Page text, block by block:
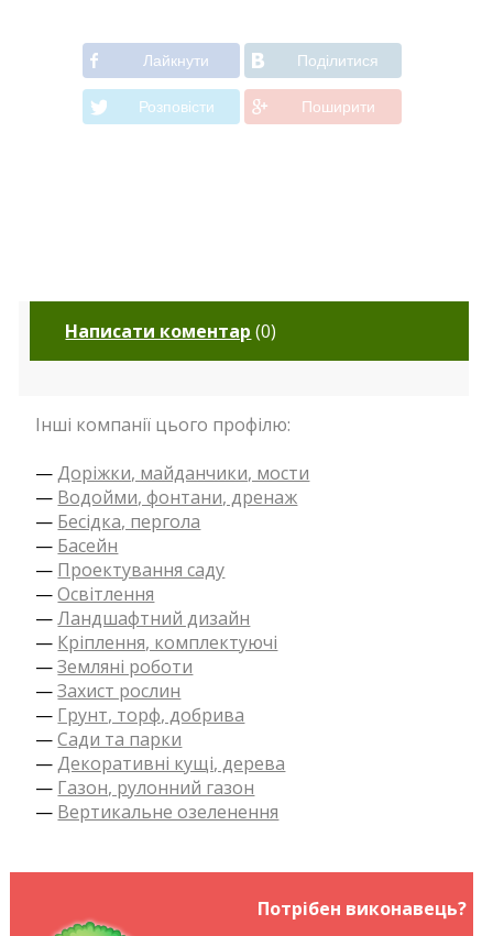
Лайкнути Подiлитися
Розповiсти Поширити
Написати коментар (0)
Інші компанії цього профілю:
—Доріжки, майданчики, мости
— Водойми, фонтани, дренаж
— Бесідка, пергола
— Басейн
— Проектування саду
—Освітлення
—Ландшафтний дизайн
— Кріплення, комплектуючі
—Земляні роботи
—Захист рослин
— Грунт, торф, добрива
—Сади та парки
—Декоративні кущі, дерева
— Газон, рулонний газон
— Вертикальне озеленення
Потрібен виконавець?